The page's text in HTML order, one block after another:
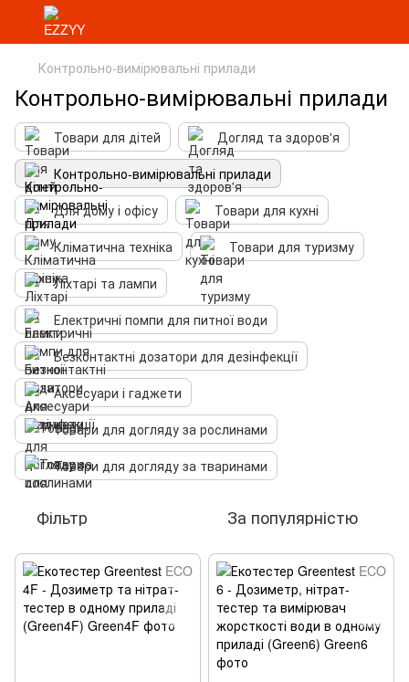
Контрольно-вимірювальні прилади
Контрольно-вимірювальні прилади
Товари для дітей
Догляд та здоров'я
Контрольно-вимірювальні прилади
Для дому і офісу
Товари для кухні
Кліматична техніка
Товари для туризму
Ліхтарі та лампи
Електричні помпи для питної води
Безконтактні дозатори для дезінфекції
Аксесуари і гаджети
Товари для догляду за рослинами
Товари для догляду за тваринами
Фільтр За популярністю